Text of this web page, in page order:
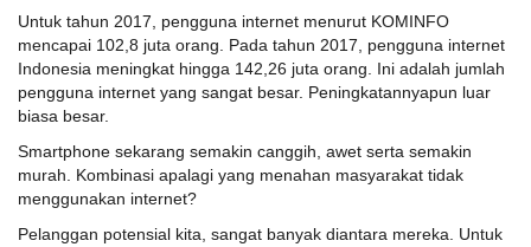
Untuk tahun 2017, pengguna internet menurut KOMINFO
mencapai 102,8 juta orang. Pada tahun 2017, pengguna internet
Indonesia meningkat hingga 142,26 juta orang. Ini adalah jumlah
pengguna internet yang sangat besar. Peningkatannyapun luar
biasa besar.
Smartphone sekarang semakin canggih, awet serta semakin
murah. Kombinasi apalagi yang menahan masyarakat tidak
menggunakan internet?
Pelanggan potensial kita, sangat banyak diantara mereka. Untuk